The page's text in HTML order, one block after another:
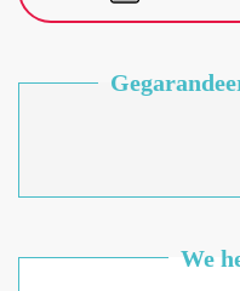
We